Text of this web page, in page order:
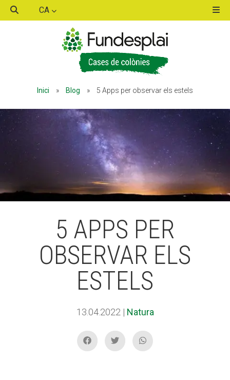
CA
Inici » Blog » 5 Apps per observar els estels
5 APPS PER
OBSERVAR ELS
ESTELS
13.04.2022 | Natura
ACTIVITATS D'ESTIU
ALBERG CENTRE ESPLAI
FORMACIÓ
CASES DE COLÒNIES
ACCIÓ SOCIAL I JOVES
ESPLAIS
SUPORT TERCER SECTOR
ACTIVITATS D'ESTIU
ALBERG CENTRE ESPLAI
FORMACIÓ
CASES DE COLÒNIES
ACCIÓ SOCIAL I JOVES
ESPLAIS
SUPORT TERCER SECTOR